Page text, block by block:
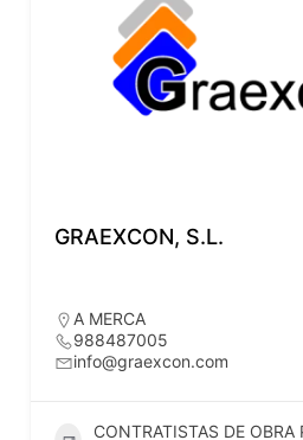
GRAEXCON, S.L.
A MERCA
988487005
info@graexcon.com
CONTRATISTAS DE OBRA